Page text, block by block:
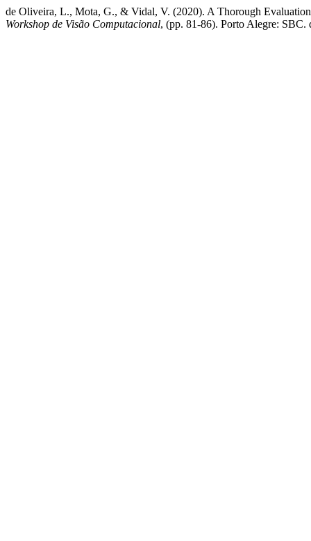
de Oliveira, L., Mota, G., & Vidal, V. (2020). A Thorough
Workshop de Visão Computacional, (pp. 81-86). Porto Alegre: